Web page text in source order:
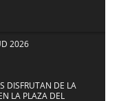
2026
DISFRUTAN DE LA
LA PLAZA DEL